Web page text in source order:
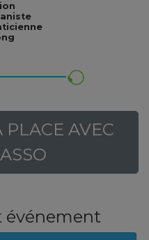
PLACE AVEC
événement